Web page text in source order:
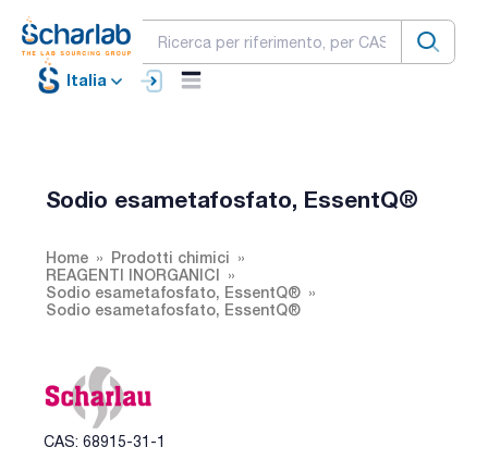
Italia
Sodio esametafosfato, EssentQ®
Home
Prodotti chimici
REAGENTI INORGANICI
Sodio esametafosfato, EssentQ®
Sodio esametafosfato, EssentQ®
CAS: 68915-31-1